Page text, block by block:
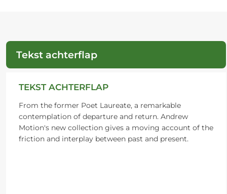
Tekst achterflap
TEKST ACHTERFLAP
From the former Poet Laureate, a remarkable
contemplation of departure and return. Andrew
Motion's new collection gives a moving account of the
friction and interplay between past and present.